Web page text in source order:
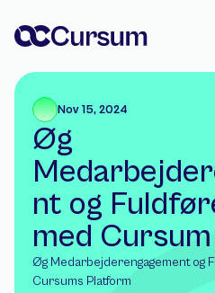
Nov 15, 2024
Øg
nt og
med Cursum
Øg Medarbejderengagement og
Cursums Platform